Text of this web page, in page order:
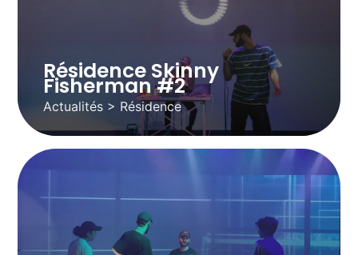
Résidence Skinny
Fisherman #2
Actualités > Résidence